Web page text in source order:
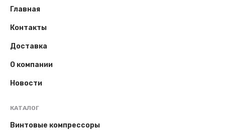
Главная
Контакты
Доставка
О компании
Новости
КАТАЛОГ
Винтовые компрессоры